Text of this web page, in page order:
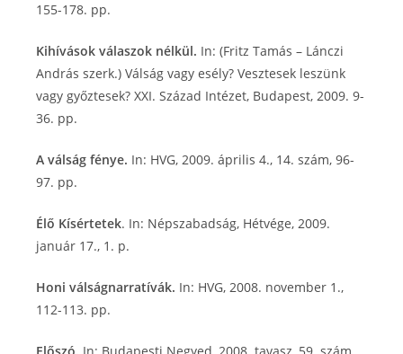
155-178. pp.
Kihívások válaszok nélkül. In: (Fritz Tamás – Lánczi
András szerk.) Válság vagy esély? Vesztesek leszünk
vagy győztesek? XXI. Század Intézet, Budapest, 2009. 9-
36. pp.
A válság fénye. In: HVG, 2009. április 4., 14. szám, 96-
97. pp.
Élő Kísértetek. In: Népszabadság, Hétvége, 2009.
január 17., 1. p.
Honi válságnarratívák. In: HVG, 2008. november 1.,
112-113. pp.